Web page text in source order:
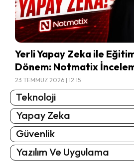
Yerli Yapay Zeka ile
Dönem: Notmatix
23 TEMMUZ 2026 | 12:15
Teknoloji
Yapay Zeka
Güvenlik
Yazılım Ve Uygulama